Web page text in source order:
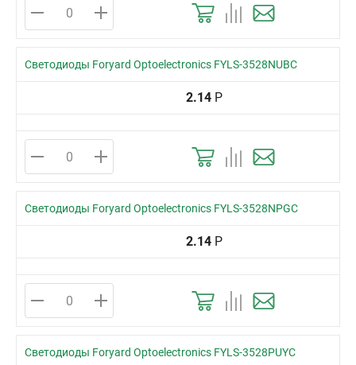
Светодиоды Foryard Optoelectronics FYLS-3528NUBC
2.14 Р
Светодиоды Foryard Optoelectronics FYLS-3528NPGC
2.14 Р
Светодиоды Foryard Optoelectronics FYLS-3528PUYC